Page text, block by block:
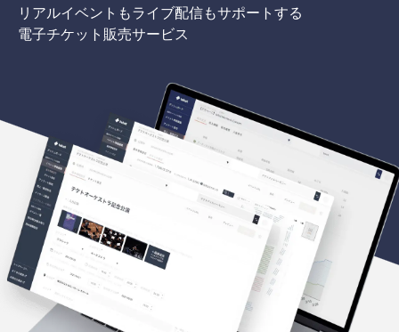
リアルイベントもライブ配信もサポートする
電子チケット販売サービス